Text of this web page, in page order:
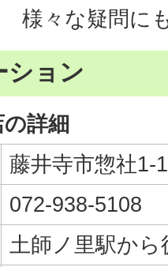
様々な疑問に
ション
詳細
藤井寺市惣社1-
072-938-5108
土師ノ里駅から